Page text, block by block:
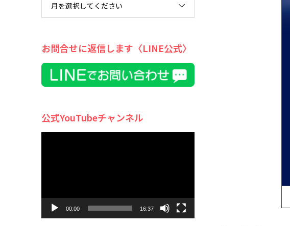
月を選択してください
お問合せに返信します〈LINE公式〉
公式YouTubeチャンネル
動
00:00 16:37